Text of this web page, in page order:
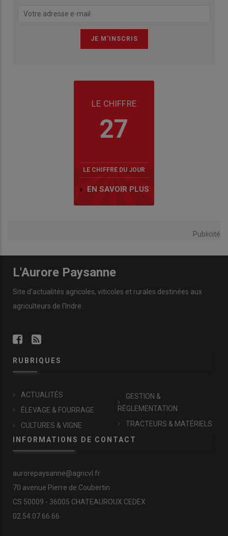
LE CHIFFRE
27
LE CHIFFRE DU JOUR
EN SAVOIR PLUS
Publicité
L'Aurore Paysanne
Site d'actualités agricoles, viticoles et rurales destinées aux
agriculteurs de l'Indre.
RUBRIQUES
ACTUALITÉS
ÉLEVAGE & FOURRAGE
CULTURES & VIGNE
GESTION &
RÉGLEMENTATION
TRACTEURS & MATÉRIELS
INFORMATIONS DE CONTACT
aurorepaysanne@agricvl.fr
70 avenue Pierre de Coubertin
CS 50009 - 36005 CHATEAUROUX CEDEX
02.54.07.66.66